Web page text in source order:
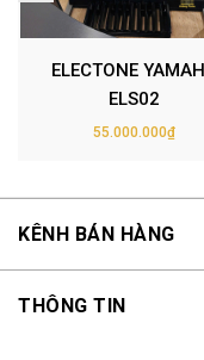
ELECTONE
ELS02
55.000.000₫
KÊNH BÁN HÀNG
THÔNG TIN